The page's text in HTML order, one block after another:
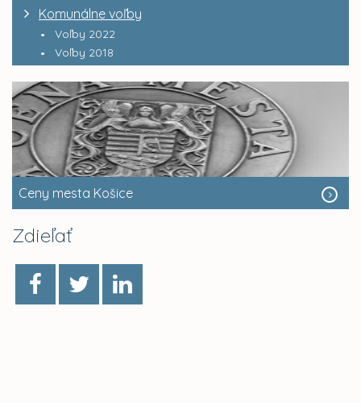
Komunálne voľby
Voľby 2022
Voľby 2018
Ceny mesta Košice
Zdieľať